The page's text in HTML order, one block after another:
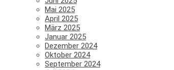
Mai 2025
April 2025
März 2025
Januar 2025
Dezember 2024
Oktober 2024
September 2024